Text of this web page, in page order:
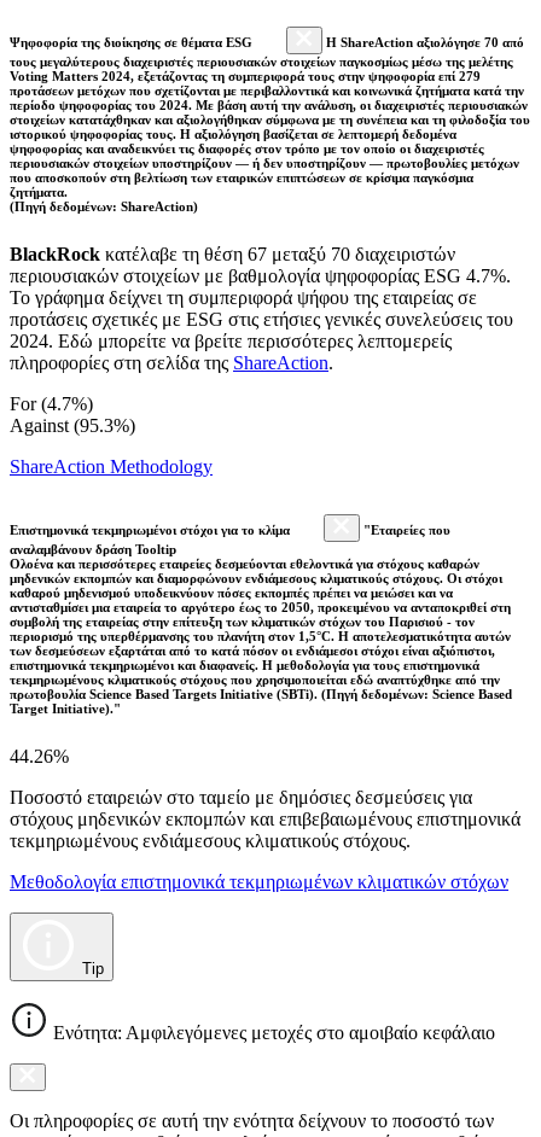
Ψηφοφορία της διοίκησης σε θέματα ESG
Η ShareAction αξιολόγησε 70 από
τους μεγαλύτερους διαχειριστές περιουσιακών στοιχείων παγκοσμίως μέσω της μελέτης
Voting Matters 2024, εξετάζοντας τη συμπεριφορά τους στην ψηφοφορία επί 279
προτάσεων μετόχων που σχετίζονται με περιβαλλοντικά και κοινωνικά ζητήματα κατά την
περίοδο ψηφοφορίας του 2024. Με βάση αυτή την ανάλυση, οι διαχειριστές περιουσιακών
στοιχείων κατατάχθηκαν και αξιολογήθηκαν σύμφωνα με τη συνέπεια και τη φιλοδοξία του
ιστορικού ψηφοφορίας τους. Η αξιολόγηση βασίζεται σε λεπτομερή δεδομένα
ψηφοφορίας και αναδεικνύει τις διαφορές στον τρόπο με τον οποίο οι διαχειριστές
περιουσιακών στοιχείων υποστηρίζουν — ή δεν υποστηρίζουν — πρωτοβουλίες μετόχων
που αποσκοπούν στη βελτίωση των εταιρικών επιπτώσεων σε κρίσιμα παγκόσμια
ζητήματα.
(Πηγή δεδομένων: ShareAction)
BlackRock κατέλαβε τη θέση 67 μεταξύ 70 διαχειριστών
περιουσιακών στοιχείων με βαθμολογία ψηφοφορίας ESG 4.7%.
Το γράφημα δείχνει τη συμπεριφορά ψήφου της εταιρείας σε
προτάσεις σχετικές με ESG στις ετήσιες γενικές συνελεύσεις του
2024. Εδώ μπορείτε να βρείτε περισσότερες λεπτομερείς
πληροφορίες στη σελίδα της ShareAction.
For (4.7%)
Against (95.3%)
ShareAction Methodology
Επιστημονικά τεκμηριωμένοι στόχοι για το κλίμα
"Εταιρείες που
αναλαμβάνουν δράση Tooltip
Ολοένα και περισσότερες εταιρείες δεσμεύονται εθελοντικά για στόχους καθαρών
μηδενικών εκπομπών και διαμορφώνουν ενδιάμεσους κλιματικούς στόχους. Οι στόχοι
καθαρού μηδενισμού υποδεικνύουν πόσες εκπομπές πρέπει να μειώσει και να
αντισταθμίσει μια εταιρεία το αργότερο έως το 2050, προκειμένου να ανταποκριθεί στη
συμβολή της εταιρείας στην επίτευξη των κλιματικών στόχων του Παρισιού - τον
περιορισμό της υπερθέρμανσης του πλανήτη στον 1,5°C. Η αποτελεσματικότητα αυτών
των δεσμεύσεων εξαρτάται από το κατά πόσον οι ενδιάμεσοι στόχοι είναι αξιόπιστοι,
επιστημονικά τεκμηριωμένοι και διαφανείς. Η μεθοδολογία για τους επιστημονικά
τεκμηριωμένους κλιματικούς στόχους που χρησιμοποιείται εδώ αναπτύχθηκε από την
πρωτοβουλία Science Based Targets Initiative (SBTi). (Πηγή δεδομένων: Science Based
Target Initiative)."
44.26%
Ποσοστό εταιρειών στο ταμείο με δημόσιες δεσμεύσεις για
στόχους μηδενικών εκπομπών και επιβεβαιωμένους επιστημονικά
τεκμηριωμένους ενδιάμεσους κλιματικούς στόχους.
Μεθοδολογία επιστημονικά τεκμηριωμένων κλιματικών στόχων
Tip
Ενότητα: Αμφιλεγόμενες μετοχές στο αμοιβαίο κεφάλαιο
Οι πληροφορίες σε αυτή την ενότητα δείχνουν το ποσοστό των